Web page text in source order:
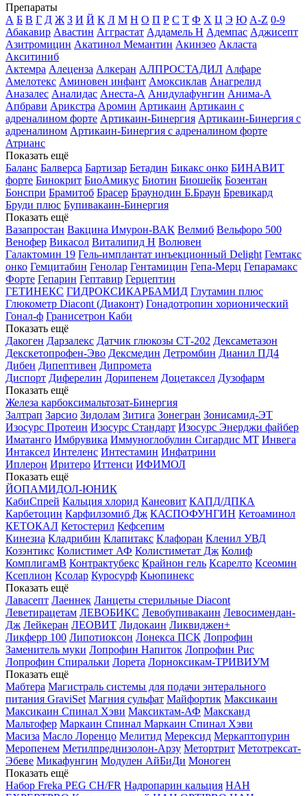
Препараты
А Б В Г Д Ж З И Й К Л М Н О П Р С Т Ф Х Ц Э Ю A-Z 0-9
Абакавир Авастин Агграстат Аддамель Н Адемпас Аджисепт
Азитромицин Акатинол Мемантин Акинзео Акласта
Акситиниб
Актемра Алеценза Алкеран АЛПРОСТАДИЛ Алфаре
Амелотекс Аминовен инфант Амоксиклав Анагрелид
Аназалес Аналидас Анеста-А Анидулафунгин Анима-А
Апбрави Арикстра Аромин Артикаин Артикаин с
адреналином форте Артикаин-Бинергия Артикаин-Бинергия с
адреналином Артикаин-Бинергия с адреналином форте
Атрианс
Показать ещё
Баланс Балверса Бартизар Бетадин Бикакс онко БИНАВИТ
форте Бинокрит БиоАмикус Биотин Биошейк Бозентан
Бонспри Брамитоб Брасер Браунодин Б.Браун Бревикард
Бруди плюс Бупивакаин-Бинергия
Показать ещё
Вазапростан Вакцина Имурон-ВАК Велмиб Вельфоро 500
Венофер Викасол Виталипид Н Волювен
Галактомин 19 Гель-имплантат инъекционный Delight Гемтакс
онко Гемцитабин Генолар Гентамицин Гепа-Мерц Гепарамакс
Форте Гепарин Гептавир Герцептин
ГЕТИНЕКС ГИДРОКСИКАРБАМИД Глутамин плюс
Глюкометр Diacont (Диаконт) Гонадотропин хорионический
Гонал-ф Гранисетрон Каби
Показать ещё
Дакоген Дарзалекс Датчик глюкозы СТ-202 Дексаметазон
Декскетопрофен-Эво Дексмедин Детромбин Дианил ПД4
Дибен Дипептивен Дипромета
Диспорт Диферелин Дорипенем Доцетаксел Дузофарм
Показать ещё
Железа карбоксимальтозат-Бинергия
Залтрап Зарсио Зидолам Зитига Зонегран Зонисамид-ЭТ
Изосурс Протеин Изосурс Стандарт Изосурс Энерджи файбер
Иматанго Имбрувика Иммуноглобулин Сигардис МТ Инвега
Интаксел Интеленс Интестамин Инфатрини
Иплерон Иритеро Иттенси ИФИМОЛ
Показать ещё
ЙОПАМИДОЛ-ЮНИК
КабиСпрей Кальция хлорид Канеовит КАПД/ДПКА
Карбетоцин Карфилзомиб Дж КАСПОФУНГИН Кетоаминол
КЕТОКАЛ Кетостерил Кефсепим
Кинезиа Кладрибин Клапитакс Клафоран Кленил УВД
Козэнтикс Колистимет АФ Колистиметат Дж Колиф
КомплигамВ Контрактубекс Крайнон гель Ксарелто Ксеомин
Ксеплион Ксолар Куросурф Кьюпинекс
Показать ещё
Лавасепт Лаеннек Ланцеты стерильные Diacont
Леветирацетам ЛЕВОБИКС Левобупивакаин Левосимендан-
Дж Лейкеран ЛЕОВИТ Лидокаин Ликвиджен+
Ликферр 100 Липотиоксон Лонекса ПСК Лопрофин
Заменитель муки Лопрофин Напиток Лопрофин Рис
Лопрофин Спиральки Лорета Лорноксикам-ТРИВИУМ
Показать ещё
Мабтера Магистраль системы для подачи энтерального
питания GraviSet Магния сульфат Майфортик Максикаин
Максикаин Спинал Хэви Максиктам-АФ Максканд
Мальтофер Маркаин Спинал Маркаин Спинал Хэви
Масиза Масло Лоренцо Мелитид Мерексид Меркаптопурин
Меропенем Метилпреднизолон-Арзу Метортрит Метотрексат-
Эбеве Микафунгин Модулен АйБиДи Моноген
Показать ещё
Набор Freka PEG CH/FR Надропарин кальция НАН